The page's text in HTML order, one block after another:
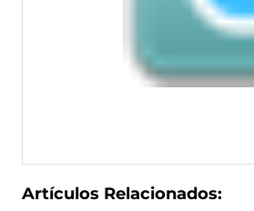
Artículos Relacionados: